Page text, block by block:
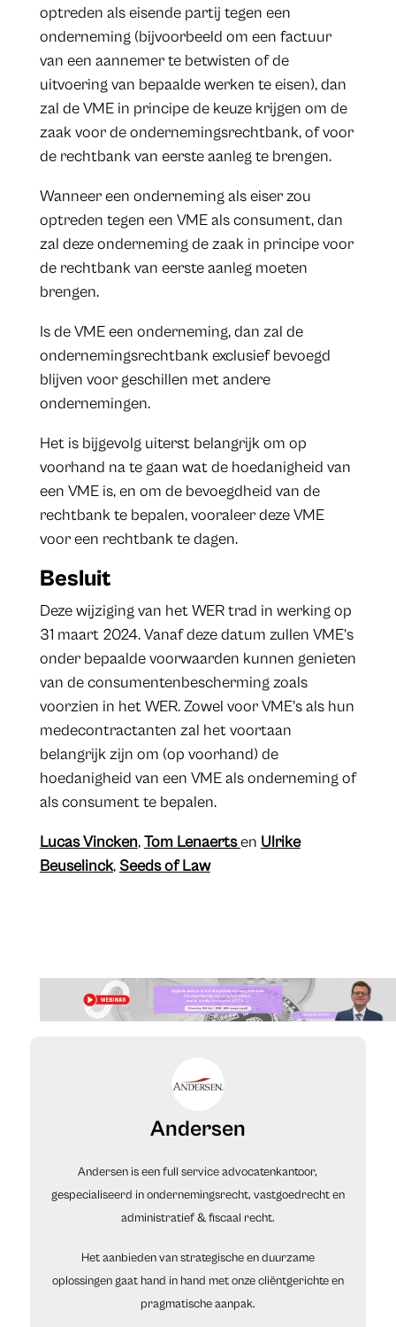
optreden als eisende partij tegen een
onderneming (bijvoorbeeld om een factuur
van een aannemer te betwisten of de
uitvoering van bepaalde werken te eisen), dan
zal de VME in principe de keuze krijgen om de
zaak voor de ondernemingsrechtbank, of voor
de rechtbank van eerste aanleg te brengen.
Wanneer een onderneming als eiser zou
optreden tegen een VME als consument, dan
zal deze onderneming de zaak in principe voor
de rechtbank van eerste aanleg moeten
brengen.
Is de VME een onderneming, dan zal de
ondernemingsrechtbank exclusief bevoegd
blijven voor geschillen met andere
ondernemingen.
Het is bijgevolg uiterst belangrijk om op
voorhand na te gaan wat de hoedanigheid van
een VME is, en om de bevoegdheid van de
rechtbank te bepalen, vooraleer deze VME
voor een rechtbank te dagen.
Besluit
Deze wijziging van het WER trad in werking op
31 maart 2024. Vanaf deze datum zullen VME’s
onder bepaalde voorwaarden kunnen genieten
van de consumentenbescherming zoals
voorzien in het WER. Zowel voor VME’s als hun
medecontractanten zal het voortaan
belangrijk zijn om (op voorhand) de
hoedanigheid van een VME als onderneming of
als consument te bepalen.
Lucas Vincken,Tom Lenaertsen Ulrike
Beuselinck, Seeds of Law
Andersen
Andersen is een full service advocatenkantoor,
gespecialiseerd in ondernemingsrecht, vastgoedrecht en
administratief & fiscaal recht.
Het aanbieden van strategische en duurzame
oplossingen gaat hand in hand met onze cliëntgerichte en
pragmatische aanpak.